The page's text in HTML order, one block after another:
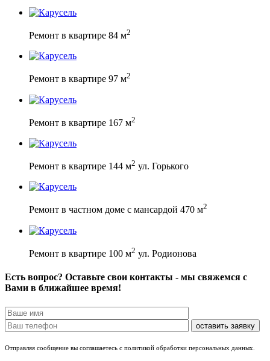
Ремонт в квартире 84 м2
Ремонт в квартире 97 м2
Ремонт в квартире 167 м2
Ремонт в квартире 144 м2 ул. Горького
Ремонт в частном доме с мансардой 470 м2
Ремонт в квартире 100 м2 ул. Родионова
Есть вопрос? Оставьте свои контакты - мы свяжемся с
Вами в ближайшее время!
Отправляя сообщение вы соглашаетесь с политикой обработки персональных данных.